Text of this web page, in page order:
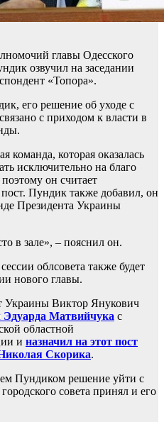
главы Одесского
озвучил на заседании
«Топора».
его решение об уходе с
с приходом к власти в
команда, которая оказалась
исключительно на благо
он считает
Пундик также добавил, он
Президента Украины
в зале», – пояснил он.
облсовета также будет
нового главы.
Украины Виктор Янукович
Эдуарда Матвийчука с
областной
и назначил на этот пост
Скорика.
Пундиком решение уйти с
совета принял и его